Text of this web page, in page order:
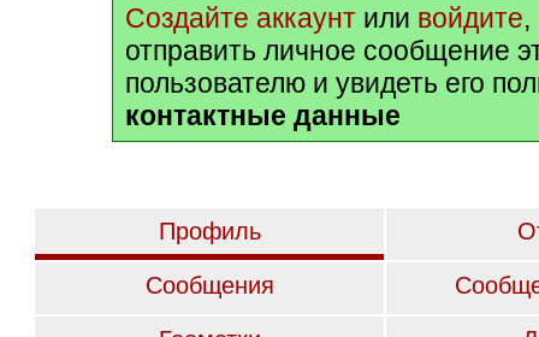
Создайте аккаунт или войдите,
отправить личное сообщение
пользователю и увидеть его
контактные данные
Профиль
Сообщения